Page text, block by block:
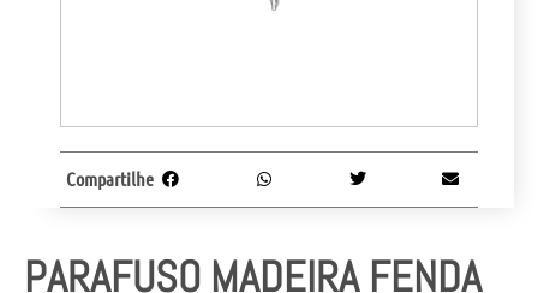
PARAFUSO MADEIRA FENDA
Compartilhe